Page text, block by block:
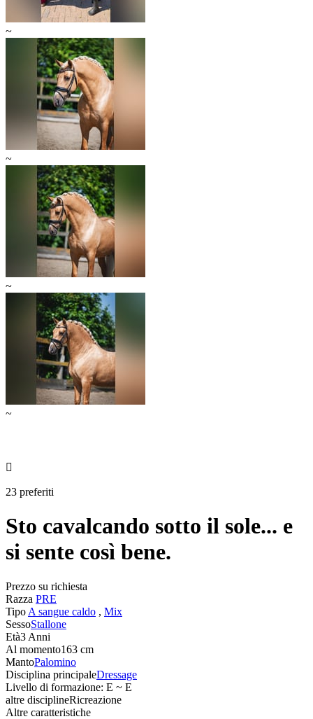
~
~
~
~

23 preferiti
Sto cavalcando sotto il sole... e
si sente così bene.
Prezzo su richiesta
Razza PRE
Tipo A sangue caldo , Mix
SessoStallone
Età3 Anni
Al momento163 cm
MantoPalomino
Disciplina principaleDressage
Livello di formazione: E ~ E
altre disciplineRicreazione
Altre caratteristiche